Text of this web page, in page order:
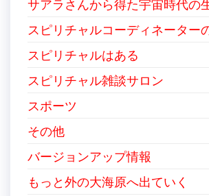
サアラさんから得た宇宙時代の
スピリチャルコーディネーター
スピリチャルはある
スピリチャル雑談サロン
スポーツ
その他
バージョンアップ情報
もっと外の大海原へ出ていく